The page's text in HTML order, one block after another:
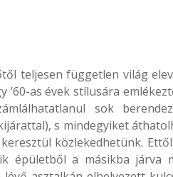
teljesen független világ
’60-as évek stílusára
sok
s mindegyiket
közlekedhetünk.
épületből a másikba járva